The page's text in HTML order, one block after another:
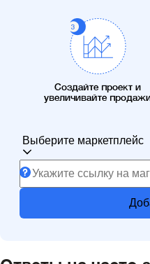
Создайте проект и
увеличивайте
Выберите маркетплейс